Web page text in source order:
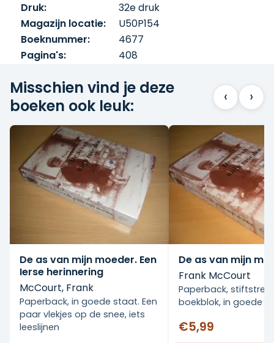
Druk:
32e druk
Magazijn locatie:
U50P154
Boeknummer:
4677
Pagina's:
408
Misschien vind je deze
boeken ook leuk:
‹ ›
De as van mijn moeder. Een
Ierse herinnering
McCourt, Frank
Paperback, in goede staat. Een
paar vlekjes op de snee, iets
leeslijnen
De as van mijn
Frank McCourt
Paperback,
boekblok, in goede
€5,99